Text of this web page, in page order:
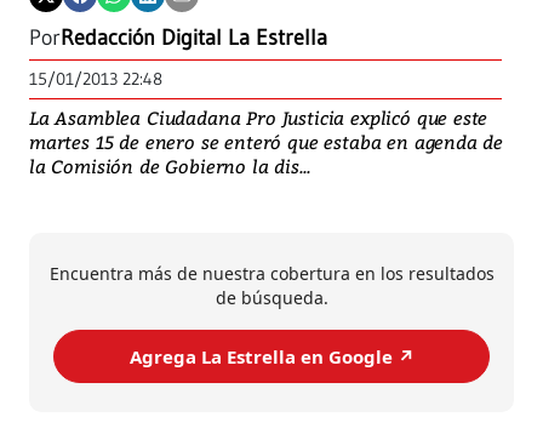
PorRedacción Digital La Estrella
15/01/2013 22:48
La Asamblea Ciudadana Pro Justicia explicó que este
martes 15 de enero se enteró que estaba en agenda de
la Comisión de Gobierno la dis...
Encuentra más de nuestra cobertura en los resultados
de búsqueda.
Agrega La Estrella en Google ↗️